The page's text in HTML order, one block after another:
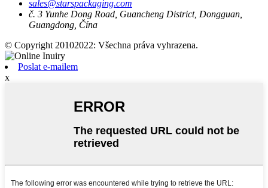
sales@starspackaging.com
č. 3 Yunhe Dong Road, Guancheng District, Dongguan,
Guangdong, Čína
© Copyright 20102022: Všechna práva vyhrazena.
Poslat e-mailem
x